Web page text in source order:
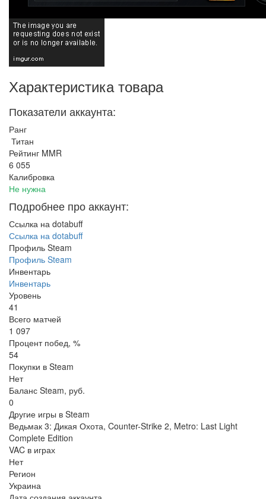
Характеристика товара
Показатели аккаунта:
Ранг
Титан
Рейтинг MMR
6 055
Калибровка
Не нужна
Подробнее про аккаунт:
Ссылка на dotabuff
Ссылка на dotabuff
Профиль Steam
Профиль Steam
Инвентарь
Инвентарь
Уровень
41
Всего матчей
1 097
Процент побед, %
54
Покупки в Steam
Нет
Баланс Steam, руб.
0
Другие игры в Steam
Ведьмак 3: Дикая Охота, Counter-Strike 2, Metro: Last Light
Complete Edition
VAC в играх
Нет
Регион
Украина